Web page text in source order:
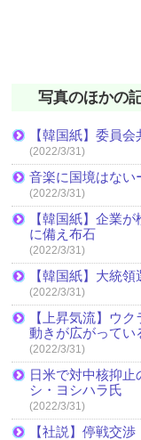
写真のほかの
【韓国紙】委員会
(2022/3/31)
音楽に国境はない
(2022/3/31)
【韓国紙】企業
に備え布石
(2022/3/31)
【韓国紙】大統
(2022/3/31)
【上昇気流】ウ
動きが広がってい
(2022/3/31)
日米で対中核抑止
シ・ヨシハラ氏
(2022/3/31)
【社説】停戦交